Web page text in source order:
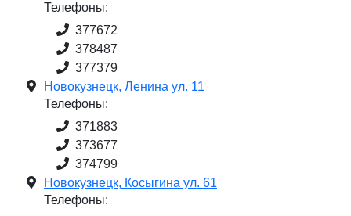
Телефоны:
377672
378487
377379
Новокузнецк, Ленина ул. 11
Телефоны:
371883
373677
374799
Новокузнецк, Косыгина ул. 61
Телефоны: